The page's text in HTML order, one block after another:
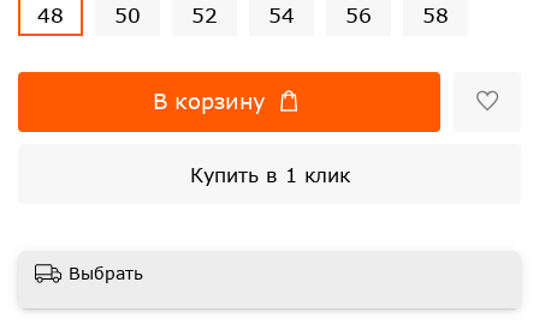
48 50 52 54 56 58
В корзину
Купить в 1 клик
Выбрать